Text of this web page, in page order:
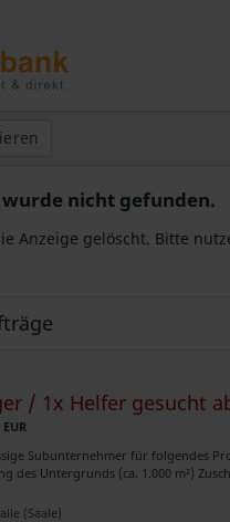
wurde nicht gefunden.
Anzeige gelöscht. Bitte
/ 1x Helfer gesucht
Subunternehmer für folgendes
des Untergrunds (ca. 1.000 m²)
(Saale)